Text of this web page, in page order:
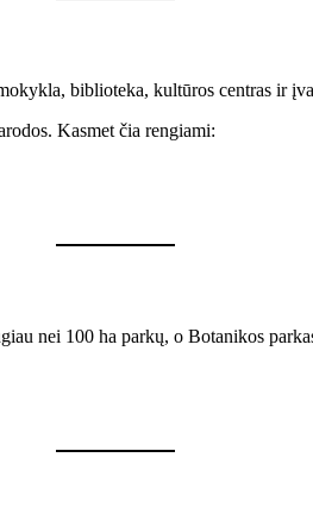
biblioteka, kultūros centras ir
Kasmet čia rengiami:
nei 100 ha parkų, o Botanikos